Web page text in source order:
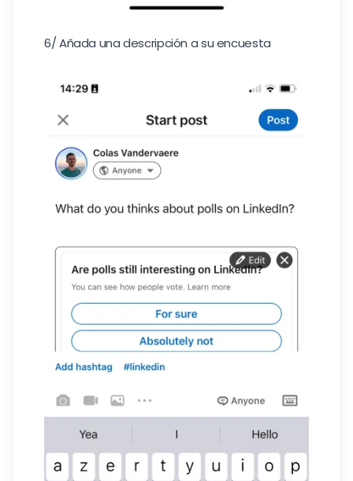
6/ Añada una descripción a su encuesta